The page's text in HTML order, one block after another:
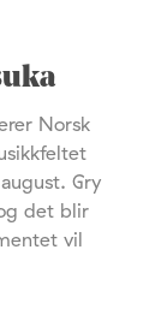
Norsk
Gry
det blir
vil